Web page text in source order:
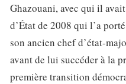
Ghazouani, avec qui il
d’État de 2008 qui l’a
son ancien chef d’état-
avant de lui succéder à la
première transition